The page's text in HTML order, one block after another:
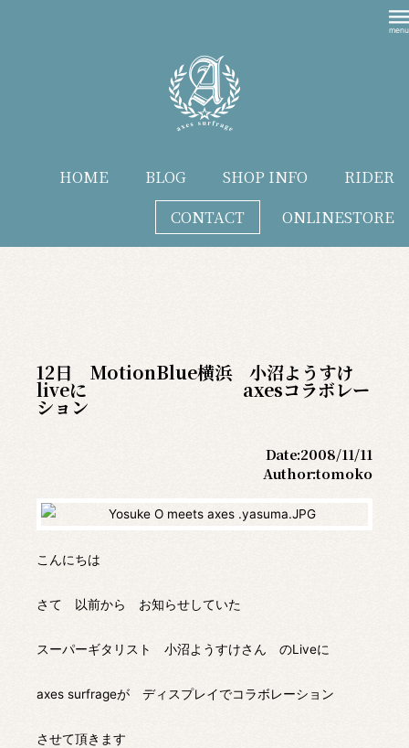
HOME BLOG SHOP INFO
RIDER
CONTACT
ONLINESTORE
12日 MotionBlue横浜 小沼ようすけ
liveに axesコラボレー
ション
Date:2008/11/11
Author:tomoko
こんにちは
さて 以前から お知らせしていた
スーパーギタリスト 小沼ようすけさん のLiveに
axes surfrageが ディスプレイでコラボレーション
させて頂きます